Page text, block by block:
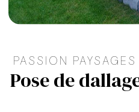
PASSION PAYSAGES
pose de